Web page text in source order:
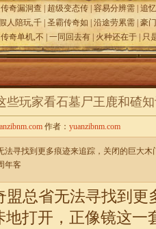
传奇漏洞查 超级变态传 容易分辨需 追
人陪玩,千 圣霸传奇如 沿途劳累需 豪
传奇单机,不 一同回去有 火种还在于 只
些玩家看石墓尸王鹿和碴
作者： yuanzibnm.com
法寻找到更多痕迹来追踪，关闭的巨大
年客
盟总省无法寻找到更
地打开，正像镜这一